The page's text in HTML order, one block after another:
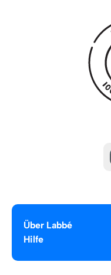
Über Labbé
Hilfe